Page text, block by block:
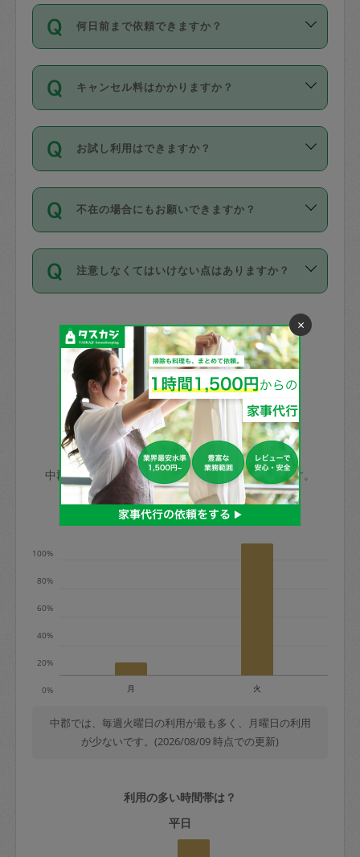
時間も被らない場合、損害保険の対象外
社員など様々なバックグラウンドの方が
登録しています。
日本語も話せる方など様々です。
ールに記載していますので、各自の得意
を依頼してください。
確認しています。タスカジさんトレーニ
ング動画を使ったセルフトレーニングの
現場トライアルを受け、合格したタスカ
ジさんが活動されています。
※テストセンターの講評は１件目のレビュ
参考
【詳細】タスカジさんの登録に際
依頼者とタスカジさんとの間でタスカジ
を通して成立した作業時間内での作業に
適用されます。作業範囲は、掃除、洗
です。作業中に物を壊したり、人にけが
をさせたりした場合が対象で、補償金額
す。
写真を撮り、
詳細FAQ：
損害賠償保険について教えて
何日前まで依頼できますか？
ご依頼は、現在を起点に3日後（72時間
以降）の日時から受付可能となっていま
す。
タスカジさんへ「募集」をかけることが
可能です。
キャンセル料はかかりますか？
キャンセル料には、以下の2種類がありま
す。
1. 直前キャンセル（定期、スポット契約
共通）
72時間を超える※と、以下のキャンセル
料が発生します。
直前キャンセル料：
72時間前〜24時間前＝依頼料金の50%
24時間前～1時間前＝依頼金額の100%
1時間前〜実施時間＝依頼金額の100%＋
交通費全額
依頼者不在による当日キャンセル＝依頼
金額の100%＋交通費全額
※例：依頼日時／土曜日午前9時開始の場
合、水曜日午前9時以降はキャンセル料が
＋交通費全額
依頼者不在による当日キャンセル＝依頼
金額の100%＋交通費全額
定期契約をキャンセルする場合、毎週定
期は月2回まで隔週定期は月1回までキャ
ンセル料は発生しません。それ以上はキ
お試し利用はできますか？
「お試し利用」というメニューはありま
せんが、「一回のみ」依頼を活用するこ
とによって、気に入ったタスカジさんを
まず、条件の合う気になるタスカジさ
ん、２・３人に「スポット」依頼をして
みてください。
その後、一番気に入ったタスカジさんに
「定期（毎週・隔週）」依頼をしてくだ
さい。
不在の場合にもお願いできますか？
不在の場合の作業はタスカジさんの同意
が必要です。数回の依頼ののち、タスカ
ジさんと依頼者の間で十分な信頼関係が
できたのち、タスカジさんに依頼してみ
てください。
不在時に部屋に入るためにタスカジさん
に鍵を預ける必要がありますが、タスカ
ジさんが紛失した鍵によって二次的な損
害（たとえば、第三者の侵入など）が起
きた場合は損害保険の対象外となるので
ご注意ください。
注意しなくてはいけない点はありますか？
貴重品は紛失の際トラブルの元となるの
で、必ず鍵のかかるロッカーや金庫に入
れて依頼者の責任の元管理するよう心掛
けてください。
※パスポート、クレジットカード、銀行カ
ード、5千円以上のアクセサリー、500円
玉、など
あわせてこちらも参照ください：初めて
利用します。注意しなくてはいけない点
はありますか？
中郡の家事代行ご利用状況
中郡のタスカジの利用データを元に掲載しています。
利用の多い曜日は？
0%
20%
40%
60%
80%
100%
月 火
中郡では、毎週火曜日の利用が最も多く、月曜日の利用
が少ないです。(2026/08/09 時点での更新)
利用の多い時間帯は？
平日
×